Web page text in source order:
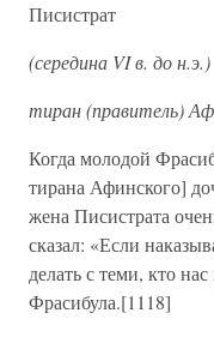
Писистрат
(середина VI в. до н.э.)
тиран (правитель)
Когда молодой
тирана Афинского]
жена Писистрата
сказал: «Если
делать с теми, кто
Фрасибула.[1118]